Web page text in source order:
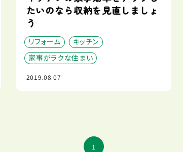
たいのなら収納を見直しましょ
う
リフォーム
キッチン
家事がラクな住まい
2019.08.07
1